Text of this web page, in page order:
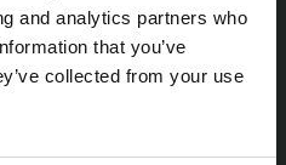
and analytics partners who
that you’ve
collected from your use